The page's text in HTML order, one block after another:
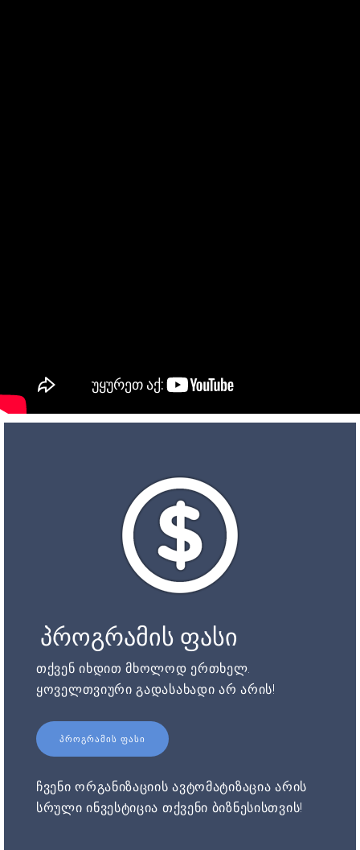
პროგრამის ფასი
თქვენ იხდით მხოლოდ ერთხელ.
ყოველთვიური გადასახადი არ არის!
ᲞᲠᲝᲒᲠᲐᲛᲘᲡ ᲤᲐᲡᲘ
ჩვენი ორგანიზაციის ავტომატიზაცია არის
სრული ინვესტიცია თქვენი ბიზნესისთვის!